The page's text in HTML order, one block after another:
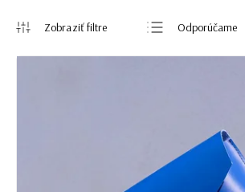
Odporúčame
Abecedne